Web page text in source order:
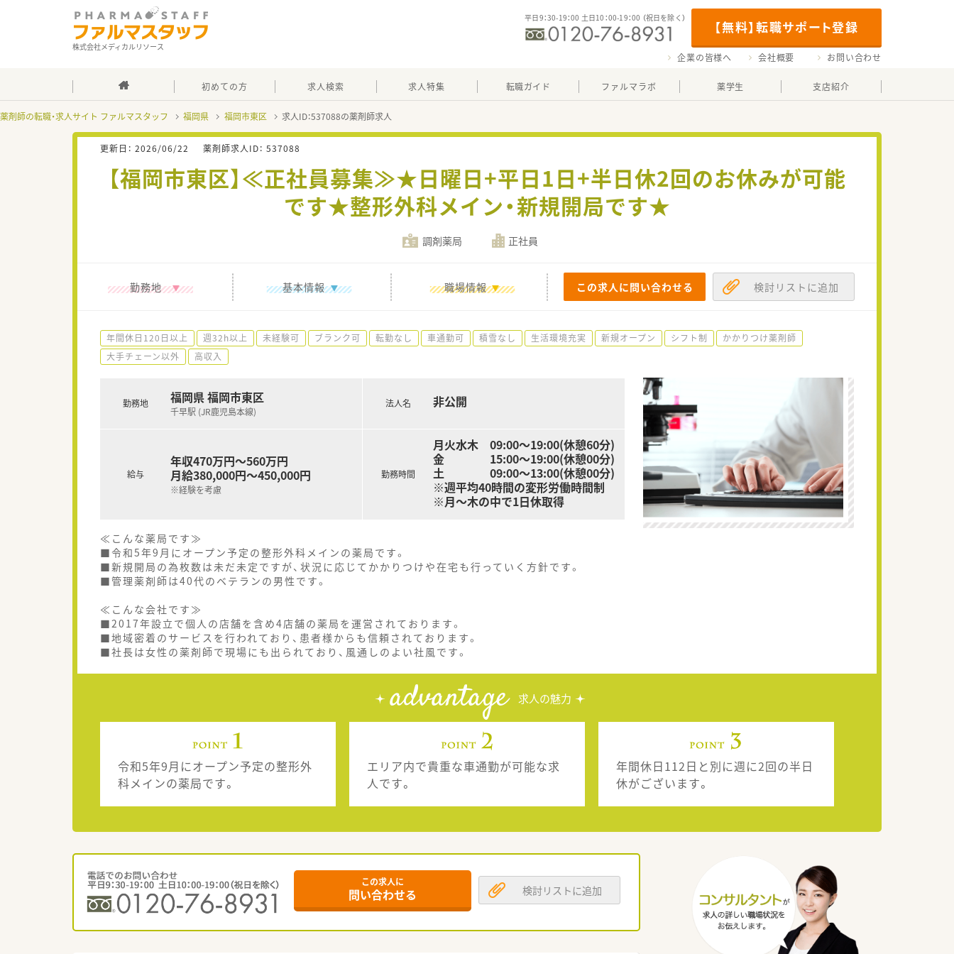
株式会社メディカルリソース
【無料】転職サポート登録
平日9：30-19：00 土日10：00-19：00 （祝日を除く）
企業の皆様へ 会社概要 お問い合わせ
初めての方 求人検索 求人特集 転職ガイド ファルマラボ 薬学生 支店紹介
薬剤師の転職・求人サイト ファルマスタッフ 福岡県 福岡市東区 求人ID：537088の薬剤師求人
更新日： 2026/06/22 薬剤師求人ID： 537088
【福岡市東区】≪正社員募集≫★日曜日+平日1日+半日休2回のお休みが可能
です★整形外科メイン・新規開局です★
調剤薬局 正社員
勤務地 基本情報 職場情報 この求人に問い合わせる 検討リストに追加
年間休日120日以上 週32h以上 未経験可 ブランク可 転勤なし 車通勤可 積雪なし 生活環境充実 新規オープン シフト制
かかりつけ薬剤師
大手チェーン以外
高収入
勤務地 福岡県 福岡市東区
千早駅 (JR鹿児島本線)
給与
年収470万円～560万円
月給380,000円～450,000円
※経験を考慮
法人名 非公開
勤務時間
月火水木 09:00～19:00(休憩60分)
金 15:00～19:00(休憩00分)
土 09:00～13:00(休憩00分)
※週平均40時間の変形労働時間制
※月～木の中で1日休取得
≪こんな薬局です≫
■令和5年9月にオープン予定の整形外科メインの薬局です。
■新規開局の為枚数は未だ未定ですが、状況に応じてかかりつけや在宅も行っていく方針です。
■管理薬剤師は40代のベテランの男性です。
≪こんな会社です≫
■2017年設立で個人の店舗を含め4店舗の薬局を運営されております。
■地域密着のサービスを行われており、患者様からも信頼されております。
■社長は女性の薬剤師で現場にも出られており、風通しのよい社風です。
advantage 求人の魅力
令和5年9月にオープン予定の整形外
科メインの薬局です。
エリア内で貴重な車通勤が可能な求
人です。
年間休日112日と別に週に2回の半日
休がございます。
この求人に
問い合わせる 検討リストに追加